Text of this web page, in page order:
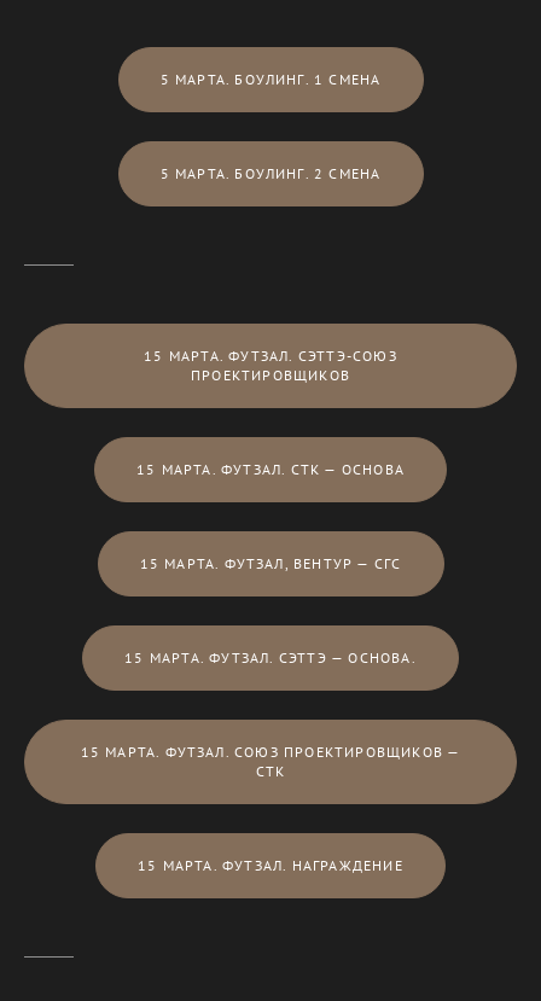
5 МАРТА. БОУЛИНГ. 1 СМЕНА
5 МАРТА. БОУЛИНГ. 2 СМЕНА
15 МАРТА. ФУТЗАЛ. СЭТТЭ-СОЮЗ
ПРОЕКТИРОВЩИКОВ
15 МАРТА. ФУТЗАЛ. СТК — ОСНОВА
15 МАРТА. ФУТЗАЛ, ВЕНТУР — СГС
15 МАРТА. ФУТЗАЛ. СЭТТЭ — ОСНОВА.
15 МАРТА. ФУТЗАЛ. СОЮЗ ПРОЕКТИРОВЩИКОВ —
СТК
15 МАРТА. ФУТЗАЛ. НАГРАЖДЕНИЕ